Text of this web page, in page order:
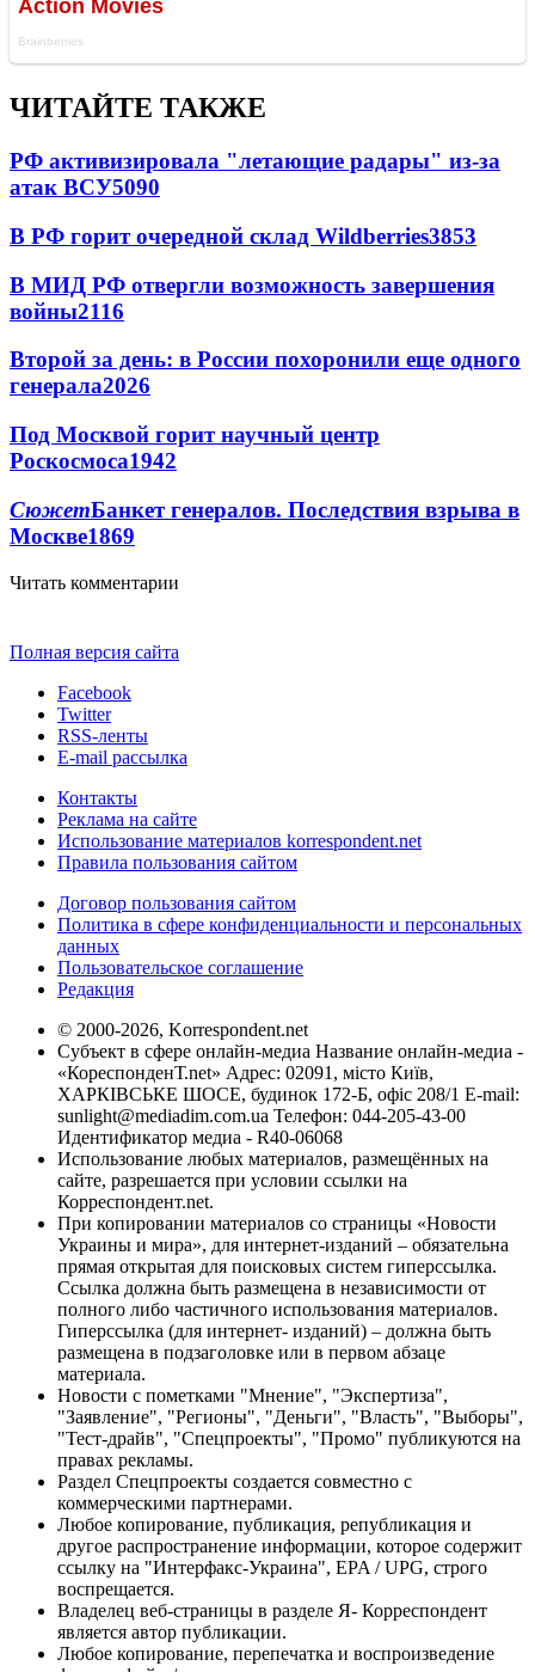
ЧИТАЙТЕ ТАКЖЕ
РФ активизировала "летающие радары" из-за
атак ВСУ5090
В РФ горит очередной склад Wildberries3853
В МИД РФ отвергли возможность завершения
войны2116
Второй за день: в России похоронили еще одного
генерала2026
Под Москвой горит научный центр
Роскосмоса1942
СюжетБанкет генералов. Последствия взрыва в
Москве1869
Читать комментарии
Полная версия сайта
Facebook
Twitter
RSS-ленты
E-mail рассылка
Контакты
Реклама на сайте
Использование материалов korrespondent.net
Правила пользования сайтом
Договор пользования сайтом
Политика в сфере конфиденциальности и персональных
данных
Пользовательское соглашение
Редакция
© 2000-2026, Korrespondent.net
Субъект в сфере онлайн-медиа Название онлайн-медиа -
«КореспонденТ.net» Адрес: 02091, місто Київ,
ХАРКІВСЬКЕ ШОСЕ, будинок 172-Б, офіс 208/1 E-mail:
sunlight@mediadim.com.ua Телефон: 044-205-43-00
Идентификатор медиа - R40-06068
Использование любых материалов, размещённых на
сайте, разрешается при условии ссылки на
Корреспондент.net.
При копировании материалов со страницы «Новости
Украины и мира», для интернет-изданий – обязательна
прямая открытая для поисковых систем гиперссылка.
Ссылка должна быть размещена в независимости от
полного либо частичного использования материалов.
Гиперссылка (для интернет- изданий) – должна быть
размещена в подзаголовке или в первом абзаце
материала.
Новости с пометками "Мнение", "Экспертиза",
"Заявление", "Регионы", "Деньги", "Власть", "Выборы",
"Тест-драйв", "Спецпроекты", "Промо" публикуются на
правах рекламы.
Раздел Спецпроекты создается совместно с
коммерческими партнерами.
Любое копирование, публикация, републикация и
другое распространение информации, которое содержит
ссылку на "Интерфакс-Украина", EPA / UPG, строго
воспрещается.
Владелец веб-страницы в разделе Я- Корреспондент
является автор публикации.
Любое копирование, перепечатка и воспроизведение